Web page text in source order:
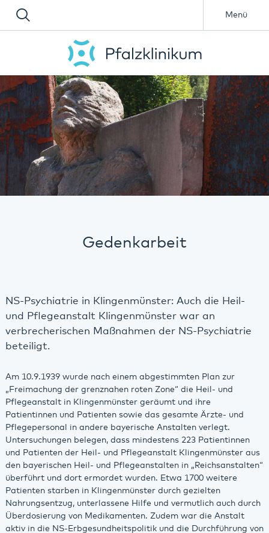
Menü
Gedenkarbeit
NS-Psychiatrie in Klingenmünster: Auch die Heil-
und Pflegeanstalt Klingenmünster war an
verbrecherischen Maßnahmen der NS-Psychiatrie
beteiligt.
Am 10.9.1939 wurde nach einem abgestimmten Plan zur
„Freimachung der grenznahen roten Zone“ die Heil- und
Pflegeanstalt in Klingenmünster geräumt und ihre
Patientinnen und Patienten sowie das gesamte Ärzte- und
Pflegepersonal in andere bayerische Anstalten verlegt.
Untersuchungen belegen, dass mindestens 223 Patientinnen
und Patienten der Heil- und Pflegeanstalt Klingenmünster aus
den bayerischen Heil- und Pflegeanstalten in „Reichsanstalten“
überführt und dort ermordet wurden. Etwa 1700 weitere
Patienten starben in Klingenmünster durch gezielten
Nahrungsentzug, unterlassene Hilfe und vermutlich auch durch
Überdosierung von Medikamenten. Zudem war die Anstalt
aktiv in die NS-Erbgesundheitspolitik und die Durchführung von